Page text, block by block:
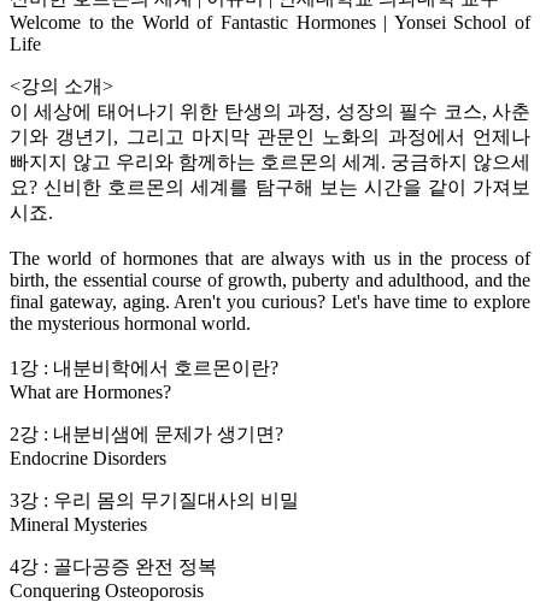
Welcome to the World of Fantastic Hormones | Yonsei School of
Life
<강의 소개>
이 세상에 태어나기 위한 탄생의 과정, 성장의 필수 코스, 사춘
기와 갱년기, 그리고 마지막 관문인 노화의 과정에서 언제나
빠지지 않고 우리와 함께하는 호르몬의 세계. 궁금하지 않으세
요? 신비한 호르몬의 세계를 탐구해 보는 시간을 같이 가져보
시죠.
The world of hormones that are always with us in the process of
birth, the essential course of growth, puberty and adulthood, and the
final gateway, aging. Aren't you curious? Let's have time to explore
the mysterious hormonal world.
1강 : 내분비학에서 호르몬이란?
What are Hormones?
2강 : 내분비샘에 문제가 생기면?
Endocrine Disorders
3강 : 우리 몸의 무기질대사의 비밀
Mineral Mysteries
4강 : 골다공증 완전 정복
Conquering Osteoporosis